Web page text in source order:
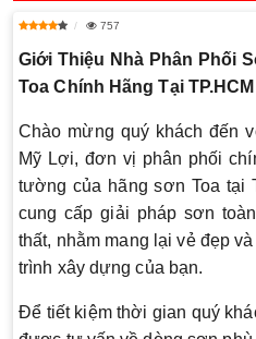
757
Giới Thiệu Nhà Phân Phối
Toa Chính Hãng Tại TP.HCM
Chào mừng quý khách đến
Mỹ Lợi, đơn vị phân phối
tường của hãng sơn Toa tại
cung cấp giải pháp sơn
thất, nhằm mang lại vẻ đẹp
trình xây dựng của bạn.
Để tiết kiệm thời gian quý